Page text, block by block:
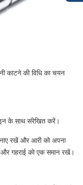
काटने की विधि का चयन
के साथ संरेखित करें।
रखें और आरी को अपना
गहराई को एक समान रखें।